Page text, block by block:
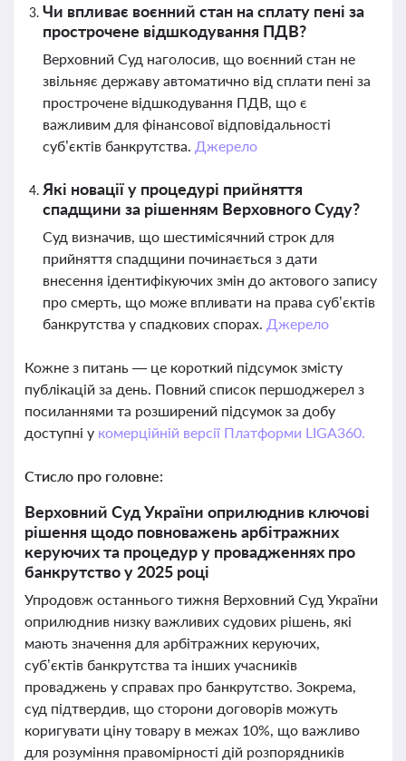
Чи впливає воєнний стан на сплату пені за
прострочене відшкодування ПДВ?
Верховний Суд наголосив, що воєнний стан не
звільняє державу автоматично від сплати пені за
прострочене відшкодування ПДВ, що є
важливим для фінансової відповідальності
суб’єктів банкрутства. Джерело
Які новації у процедурі прийняття
спадщини за рішенням Верховного Суду?
Суд визначив, що шестимісячний строк для
прийняття спадщини починається з дати
внесення ідентифікуючих змін до актового запису
про смерть, що може впливати на права суб’єктів
банкрутства у спадкових спорах. Джерело
Кожне з питань — це короткий підсумок змісту
публікацій за день. Повний список першоджерел з
посиланнями та розширений підсумок за добу
доступні у комерційній версії Платформи LIGA360.
Стисло про головне:
Верховний Суд України оприлюднив ключові
рішення щодо повноважень арбітражних
керуючих та процедур у провадженнях про
банкрутство у 2025 році
Упродовж останнього тижня Верховний Суд України
оприлюднив низку важливих судових рішень, які
мають значення для арбітражних керуючих,
суб’єктів банкрутства та інших учасників
проваджень у справах про банкрутство. Зокрема,
суд підтвердив, що сторони договорів можуть
коригувати ціну товару в межах 10%, що важливо
для розуміння правомірності дій розпорядників